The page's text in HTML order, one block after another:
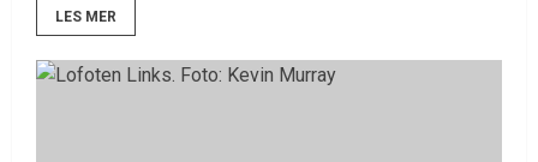
LES MER